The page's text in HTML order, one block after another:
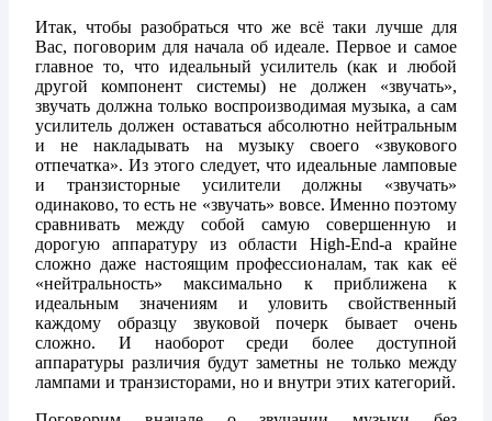
Итак, чтобы разобраться что же всё таки лучше для
Вас, поговорим для начала об идеале. Первое и самое
главное то, что идеальный усилитель (как и любой
другой компонент системы) не должен «звучать»,
звучать должна только воспроизводимая музыка, а сам
усилитель должен оставаться абсолютно нейтральным
и не накладывать на музыку своего «звукового
отпечатка». Из этого следует, что идеальные ламповые
и транзисторные усилители должны «звучать»
одинаково, то есть не «звучать» вовсе. Именно поэтому
сравнивать между собой самую совершенную и
дорогую аппаратуру из области High-End-а крайне
сложно даже настоящим профессионалам, так как её
«нейтральность» максимально к приближена к
идеальным значениям и уловить свойственный
каждому образцу звуковой почерк бывает очень
сложно. И наоборот среди более доступной
аппаратуры различия будут заметны не только между
лампами и транзисторами, но и внутри этих категорий.